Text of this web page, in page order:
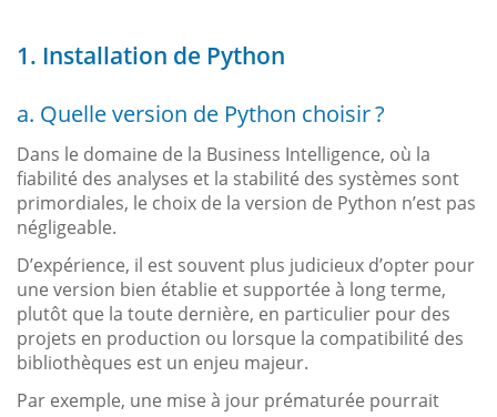
1. Installation de Python
a. Quelle version de Python choisir ?
Dans le domaine de la Business Intelligence, où la
fiabilité des analyses et la stabilité des systèmes sont
primordiales, le choix de la version de Python n’est pas
négligeable.
D’expérience, il est souvent plus judicieux d’opter pour
une version bien établie et supportée à long terme,
plutôt que la toute dernière, en particulier pour des
projets en production ou lorsque la compatibilité des
bibliothèques est un enjeu majeur.
Par exemple, une mise à jour prématurée pourrait